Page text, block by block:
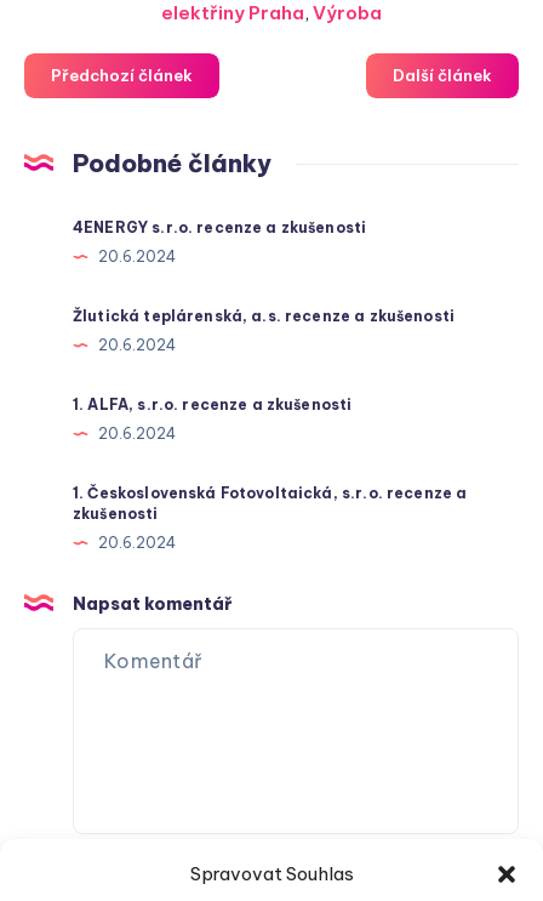
Spravovat Souhlas
elektřiny Praha, Výroba
Předchozí článek Další článek
Podobné články
4ENERGY s.r.o. recenze a zkušenosti
20.6.2024
Žlutická teplárenská, a.s. recenze a zkušenosti
20.6.2024
1. ALFA, s.r.o. recenze a zkušenosti
20.6.2024
1. Československá Fotovoltaická, s.r.o. recenze a
zkušenosti
20.6.2024
Napsat komentář